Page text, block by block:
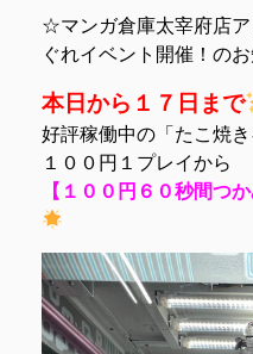
☆マンガ倉庫太宰府店ア
ぐれイベント開催！の
本日から１７日まで
好評稼働中の「たこ焼
１００円１プレイから
【１００円６０秒間つ